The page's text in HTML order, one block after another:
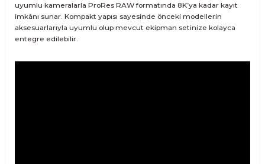
uyumlu kameralarla ProRes RAW formatında 8K’ya kadar kayıt
imkânı sunar. Kompakt yapısı sayesinde önceki modellerin
aksesuarlarıyla uyumlu olup mevcut ekipman setinize kolayca
entegre edilebilir.